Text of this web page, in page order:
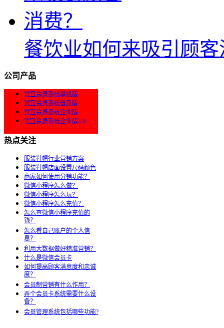
餐饮业如何来吸引顾
公司产品
锐宜会员系统单机版
锐宜会员系统普及版
锐宜会员系统企业版
锐宜会员系统企业版V8
热点关注
服装鞋帽行业营销方案
服装鞋帽店面设置尺码颜色
商家如何使用分销功能？
微信小程序怎么做？
微信小程序怎么玩？
微信小程序怎么充值？
怎么查微信小程序充值的
钱？
怎么看自己账户的个人信
息？
利用大数据做好精准营销？
什么是微信会员卡
如何提高顾客满意度和忠诚
度？
会员制营销有什么作用？
弄个会员卡系统需要什么设
备？
会员管理系统包括哪些功能?